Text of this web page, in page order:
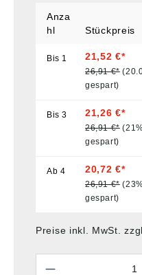
Anza
hl
Stückpreis
Bis 1 21,52 €*
26,91 €*
gespart)
Bis3 21,26 €*
26,91 €*
gespart)
Ab 4 20,72 €*
26,91 €*
gespart)
Preise inkl. MwSt.